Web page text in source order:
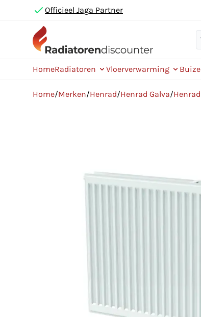
Officieel Jaga Partner
HomeRadiatoren Vloerverwarming
Home/Merken/Henrad/Henrad Galva/